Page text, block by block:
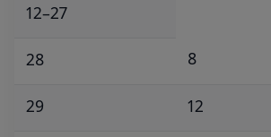
12–27
28 8
29 12